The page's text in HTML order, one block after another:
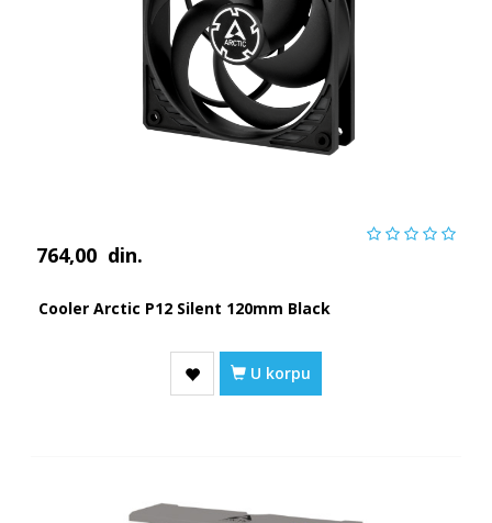
764,00 din.
Cooler Arctic P12 Silent 120mm Black
U korpu